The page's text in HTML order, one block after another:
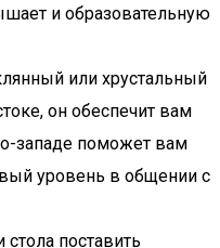
и образовательную
или хрустальный
он обеспечит вам
западе поможет вам
уровень в общении с
поставить